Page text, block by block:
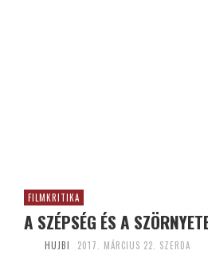
FILMKRITIKA
A SZÉPSÉG ÉS A
HUJBI 2017. MÁRCIUS 22. SZERDA